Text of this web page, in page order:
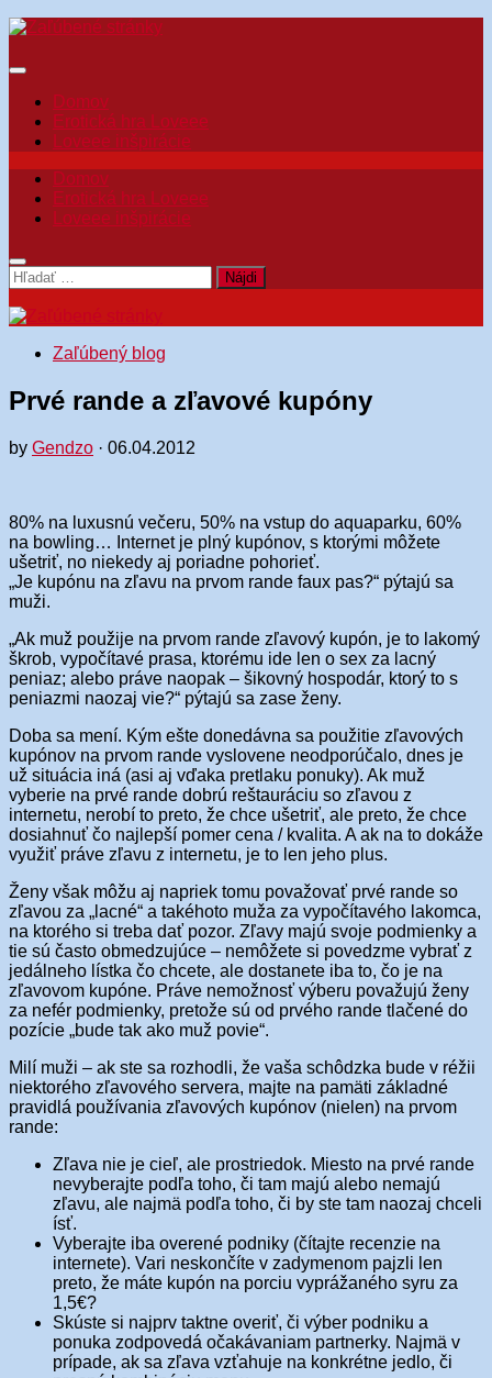
Skip
content
Domov
Erotická hra Loveee
Loveee inšpirácie
Domov
Erotická hra Loveee
Loveee inšpirácie
Hľadať:
Zaľúbený blog
Prvé rande a zľavové kupóny
by Gendzo · 06.04.2012
80% na luxusnú večeru, 50% na vstup do aquaparku, 60%
na bowling… Internet je plný kupónov, s ktorými môžete
ušetriť, no niekedy aj poriadne pohorieť.
„Je kupónu na zľavu na prvom rande faux pas?“ pýtajú sa
muži.
„Ak muž použije na prvom rande zľavový kupón, je to lakomý
škrob, vypočítavé prasa, ktorému ide len o sex za lacný
peniaz; alebo práve naopak – šikovný hospodár, ktorý to s
peniazmi naozaj vie?“ pýtajú sa zase ženy.
Doba sa mení. Kým ešte donedávna sa použitie zľavových
kupónov na prvom rande vyslovene neodporúčalo, dnes je
už situácia iná (asi aj vďaka pretlaku ponuky). Ak muž
vyberie na prvé rande dobrú reštauráciu so zľavou z
internetu, nerobí to preto, že chce ušetriť, ale preto, že chce
dosiahnuť čo najlepší pomer cena / kvalita. A ak na to dokáže
využiť práve zľavu z internetu, je to len jeho plus.
Ženy však môžu aj napriek tomu považovať prvé rande so
zľavou za „lacné“ a takéhoto muža za vypočítavého lakomca,
na ktorého si treba dať pozor. Zľavy majú svoje podmienky a
tie sú často obmedzujúce – nemôžete si povedzme vybrať z
jedálneho lístka čo chcete, ale dostanete iba to, čo je na
zľavovom kupóne. Práve nemožnosť výberu považujú ženy
za nefér podmienky, pretože sú od prvého rande tlačené do
pozície „bude tak ako muž povie“.
Milí muži – ak ste sa rozhodli, že vaša schôdzka bude v réžii
niektorého zľavového servera, majte na pamäti základné
pravidlá používania zľavových kupónov (nielen) na prvom
rande:
Zľava nie je cieľ, ale prostriedok. Miesto na prvé rande
nevyberajte podľa toho, či tam majú alebo nemajú
zľavu, ale najmä podľa toho, či by ste tam naozaj chceli
ísť.
Vyberajte iba overené podniky (čítajte recenzie na
internete). Vari neskončíte v zadymenom pajzli len
preto, že máte kupón na porciu vyprážaného syru za
1,5€?
Skúste si najprv taktne overiť, či výber podniku a
ponuka zodpovedá očakávaniam partnerky. Najmä v
prípade, ak sa zľava vzťahuje na konkrétne jedlo, či